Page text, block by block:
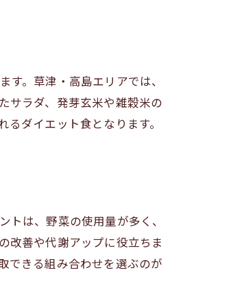
。草津・高島エリアでは、
サラダ、発芽玄米や雑穀米の
ダイエット食となります。
は、野菜の使用量が多く、
改善や代謝アップに役立ちま
できる組み合わせを選ぶのが